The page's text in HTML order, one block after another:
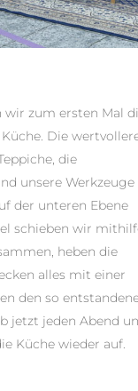
wir zum ersten Mal
Die
die
unsere Werkzeuge
der unteren Ebene
schieben wir
heben die
alles mit einer
den so
jetzt jeden Abend
Küche wieder auf.